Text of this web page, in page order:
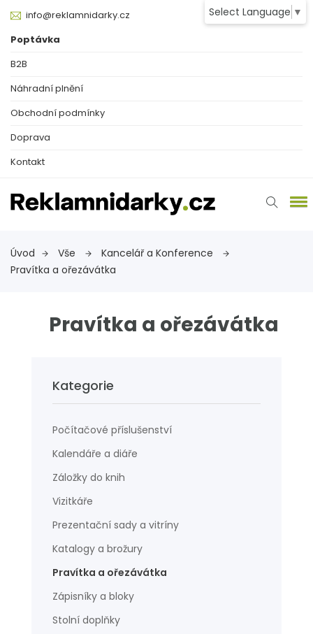
Select Language ▼
info@reklamnidarky.cz
Poptávka
B2B
Náhradní plnění
Obchodní podmínky
Doprava
Kontakt
Úvod Vše
Kancelář a Konference
Pravítka a ořezávátka
Pravítka a ořezávátka
Kategorie
Počítačové příslušenství
Kalendáře a diáře
Záložky do knih
Vizitkáře
Prezentační sady a vitríny
Katalogy a brožury
Pravítka a ořezávátka
Zápisníky a bloky
Stolní doplňky